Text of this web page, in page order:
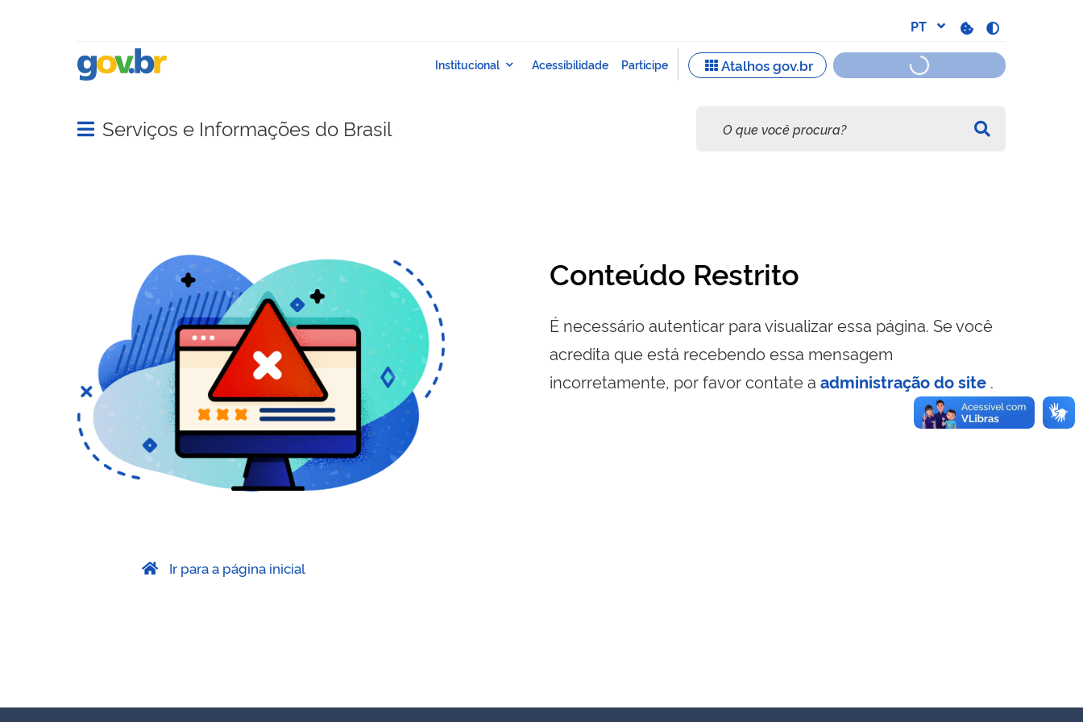
Abrir menu principal de navegação
Serviços e Informações do Brasil
Conteúdo Restrito
É necessário autenticar para visualizar essa página. Se você
acredita que está recebendo essa mensagem
incorretamente, por favor contate a administração do site .
Ir para a página inicial